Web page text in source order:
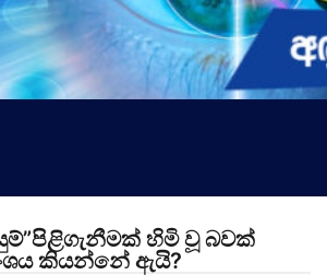
හිමි වූ බවක්
කියන්නේ ඇයි?